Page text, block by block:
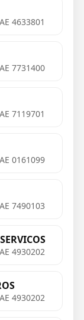
4633801
7731400
7119701
0161099
7490103
4930202
4930202